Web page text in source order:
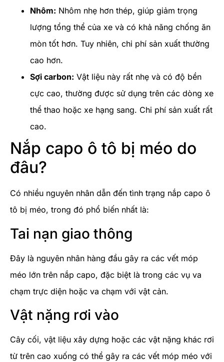
Nhôm: Nhôm nhẹ hơn thép, giúp giảm trọng
lượng tổng thể của xe và có khả năng chống ăn
mòn tốt hơn. Tuy nhiên, chi phí sản xuất thường
cao hơn.
Sợi carbon: Vật liệu này rất nhẹ và có độ bền
cực cao, thường được sử dụng trên các dòng xe
thể thao hoặc xe hạng sang. Chi phí sản xuất rất
cao.
Nắp capo ô tô bị méo do
đâu?
Có nhiều nguyên nhân dẫn đến tình trạng nắp capo ô
tô bị méo, trong đó phổ biến nhất là:
Tai nạn giao thông
Đây là nguyên nhân hàng đầu gây ra các vết móp
méo lớn trên nắp capo, đặc biệt là trong các vụ va
chạm trực diện hoặc va chạm với vật cản.
Vật nặng rơi vào
Cây cối, vật liệu xây dựng hoặc các vật nặng khác rơi
từ trên cao xuống có thể gây ra các vết móp méo với